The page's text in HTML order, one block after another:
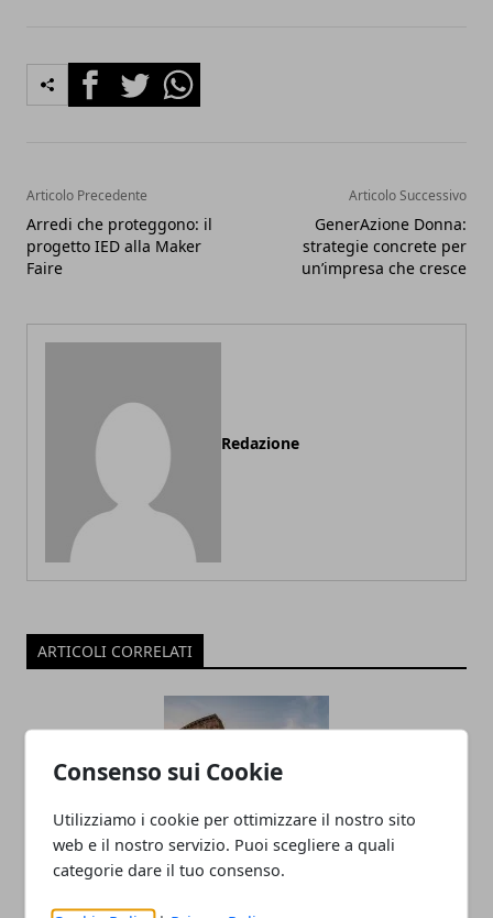
Consenso sui Cookie
Utilizziamo i cookie per ottimizzare il nostro sito
web e il nostro servizio. Puoi scegliere a quali
categorie dare il tuo consenso.
FacebookTwitterWhatsapp
Articolo Precedente
Arredi che proteggono: il
progetto IED alla Maker
Faire
Articolo Successivo
GenerAzione Donna:
strategie concrete per
un’impresa che cresce
Redazione
ARTICOLI CORRELATI